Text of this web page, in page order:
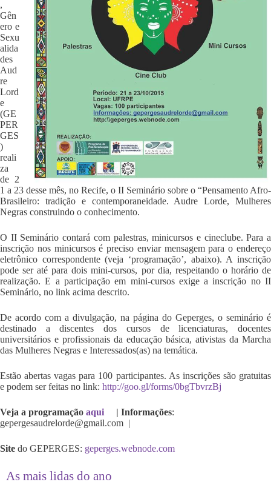
,
Gên
ero e
Sexu
alida
des
Aud
re
Lord
e
(GE
PER
GES
)
reali
za
de 2
1 a 23 desse mês, no Recife, o II Seminário sobre o “Pensamento Afro-
Brasileiro: tradição e contemporaneidade. Audre Lorde, Mulheres
Negras construindo o conhecimento.
O II Seminário contará com palestras, minicursos e cineclube. Para a
inscrição nos minicursos é preciso enviar mensagem para o endereço
eletrônico correspondente (veja ‘programação’, abaixo). A inscrição
pode ser até para dois mini-cursos, por dia, respeitando o horário de
realização. E a participação em mini-cursos exige a inscrição no II
Seminário, no link acima descrito.
De acordo com a divulgação, na página do Geperges, o seminário é
destinado a discentes dos cursos de licenciaturas, docentes
universitários e profissionais da educação básica, ativistas da Marcha
das Mulheres Negras e Interessados(as) na temática.
Estão abertas vagas para 100 participantes. As inscrições são gratuitas
e podem ser feitas no link: http://goo.gl/forms/0bgTbvrzBj
Veja a programação aqui | Informações:
gepergesaudrelorde@gmail.com |
Site do GEPERGES: geperges.webnode.com
As mais lidas do ano